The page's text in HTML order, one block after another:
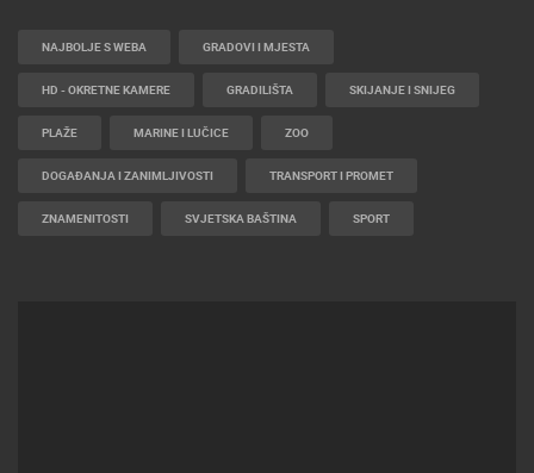
NAJBOLJE S WEBA GRADOVI I MJESTA
HD - OKRETNE KAMERE GRADILIŠTA SKIJANJE I SNIJEG
PLAŽE MARINE I LUČICE ZOO
DOGAĐANJA I ZANIMLJIVOSTI TRANSPORT I PROMET
ZNAMENITOSTI SVJETSKA BAŠTINA SPORT